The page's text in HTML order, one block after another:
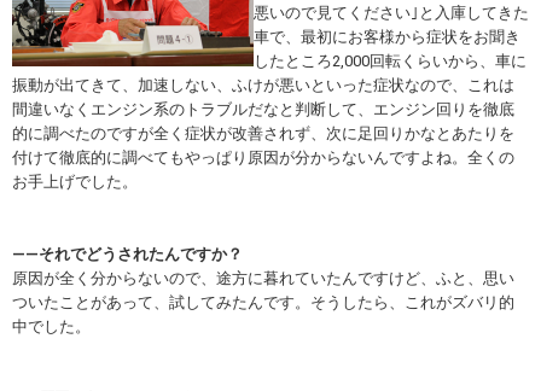
悪いので見てください｣と入庫してきた
車で、最初にお客様から症状をお聞き
したところ2,000回転くらいから、車に
振動が出てきて、加速しない、ふけが悪いといった症状なので、これは
間違いなくエンジン系のトラブルだなと判断して、エンジン回りを徹底
的に調べたのですが全く症状が改善されず、次に足回りかなとあたりを
付けて徹底的に調べてもやっぱり原因が分からないんですよね。全くの
お手上げでした。
――それでどうされたんですか？
原因が全く分からないので、途方に暮れていたんですけど、ふと、思い
ついたことがあって、試してみたんです。そうしたら、これがズバリ的
中でした。